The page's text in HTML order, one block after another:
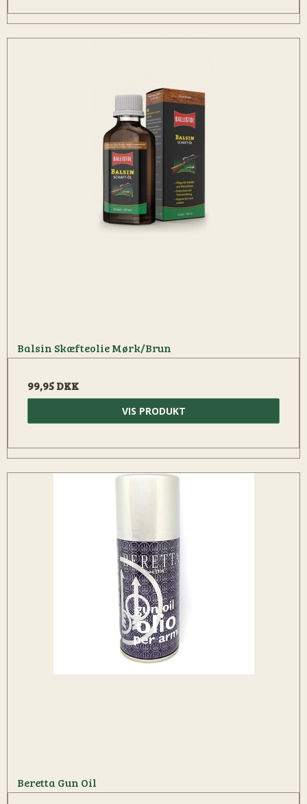
Balsin Skæfteolie Mørk/Brun
99,95 DKK
VIS PRODUKT
Beretta Gun Oil